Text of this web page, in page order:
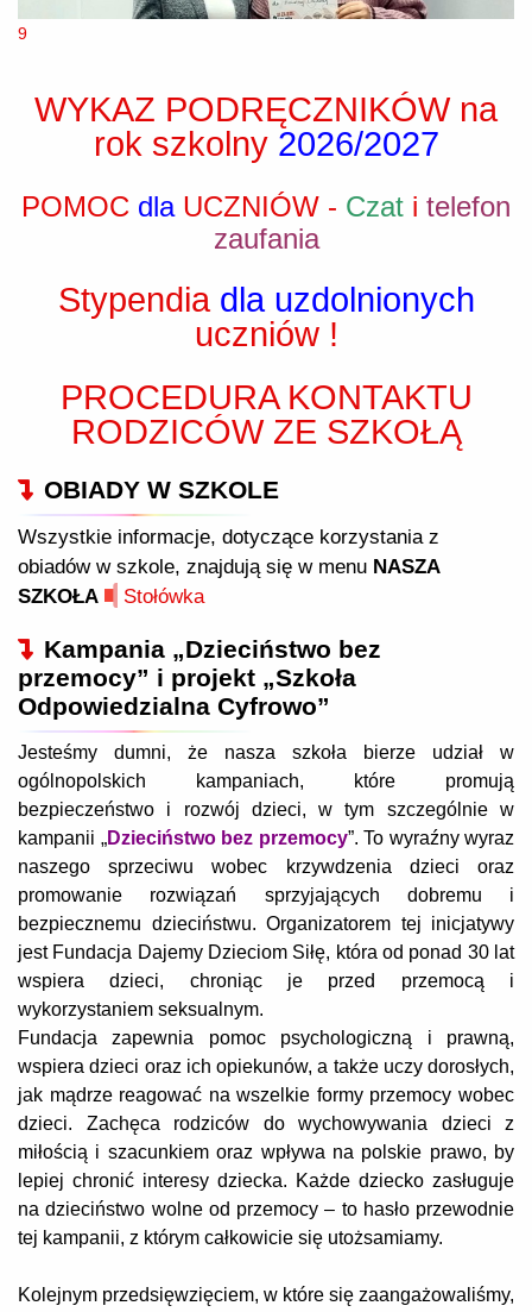
9
WYKAZ PODRĘCZNIKÓW na
rok szkolny 2026/2027
POMOC dlaUCZNIÓW - Czat i telefon
zaufania
Stypendia dla uzdolnionych
uczniów !
PROCEDURA KONTAKTU
RODZICÓW ZE SZKOŁĄ
OBIADY W SZKOLE
Wszystkie informacje, dotyczące korzystania z
obiadów w szkole, znajdują się w menu NASZA
SZKOŁA
Stołówka
Kampania „Dzieciństwo bez
przemocy” i projekt „Szkoła
Odpowiedzialna Cyfrowo”
Jesteśmy dumni, że nasza szkoła bierze udział w
ogólnopolskich kampaniach, które promują
bezpieczeństwo i rozwój dzieci, w tym szczególnie w
kampanii „Dzieciństwo bez przemocy”. To wyraźny wyraz
naszego sprzeciwu wobec krzywdzenia dzieci oraz
promowanie rozwiązań sprzyjających dobremu i
bezpiecznemu dzieciństwu. Organizatorem tej inicjatywy
jest Fundacja Dajemy Dzieciom Siłę, która od ponad 30 lat
wspiera dzieci, chroniąc je przed przemocą i
wykorzystaniem seksualnym.
Fundacja zapewnia pomoc psychologiczną i prawną,
wspiera dzieci oraz ich opiekunów, a także uczy dorosłych,
jak mądrze reagować na wszelkie formy przemocy wobec
dzieci. Zachęca rodziców do wychowywania dzieci z
miłością i szacunkiem oraz wpływa na polskie prawo, by
lepiej chronić interesy dziecka. Każde dziecko zasługuje
na dzieciństwo wolne od przemocy – to hasło przewodnie
tej kampanii, z którym całkowicie się utożsamiamy.
Kolejnym przedsięwzięciem, w które się zaangażowaliśmy,